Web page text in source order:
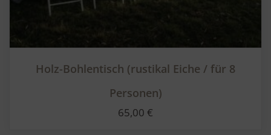
Holz-Bohlentisch (rustikal Eiche / für 8
Personen)
65,00 €